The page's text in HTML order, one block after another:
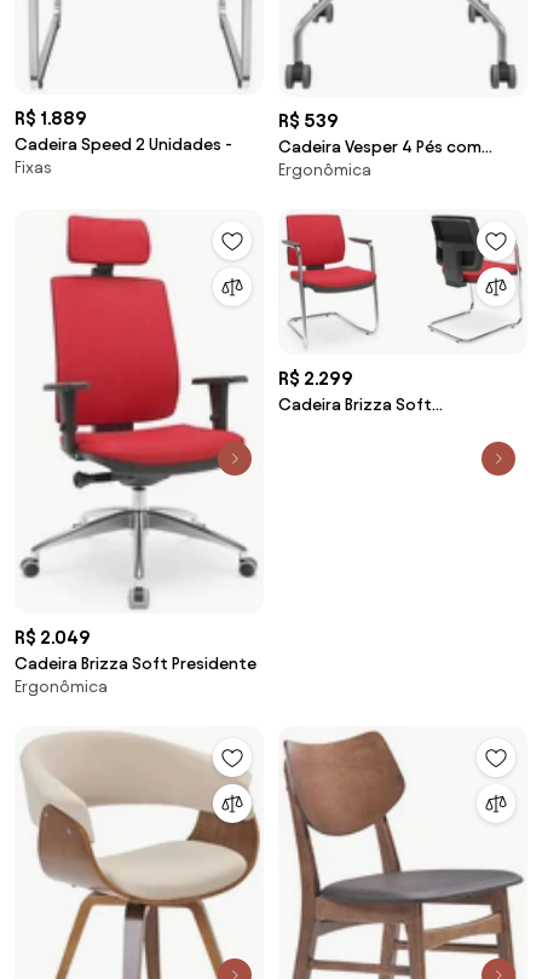
R$ 1.889
Cadeira Speed 2 Unidades -
Fixas
R$ 539
Cadeira Vesper 4 Pés com
Rodízio -
Ergonômica
R$ 2.049
Cadeira Brizza Soft Presidente
Ergonômica
R$ 2.299
Cadeira Brizza Soft